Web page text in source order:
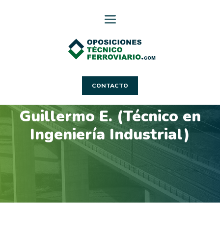
CONTACTO
Guillermo E. (Técnico en
Ingeniería Industrial)